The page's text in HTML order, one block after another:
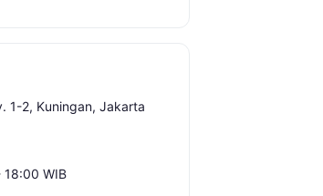
1-2, Kuningan, Jakarta
WIB